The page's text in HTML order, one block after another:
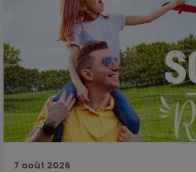
7 août 2026